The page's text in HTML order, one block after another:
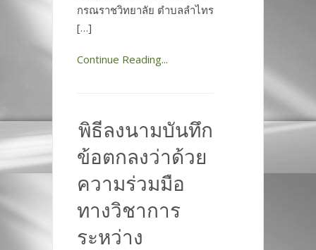
กรณราชวิทยาลัย ตำบลลำไทร
[…]
Continue Reading...
พิธีลงนามบันทึก
ข้อตกลงว่าด้วย
ความร่วมมือ
ทางวิชาการ
ระหว่าง